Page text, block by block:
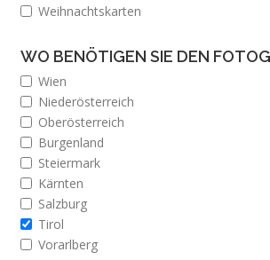
Weihnachtskarten
WO BENÖTIGEN SIE DEN
Wien
Niederösterreich
Oberösterreich
Burgenland
Steiermark
Kärnten
Salzburg
Tirol
Vorarlberg